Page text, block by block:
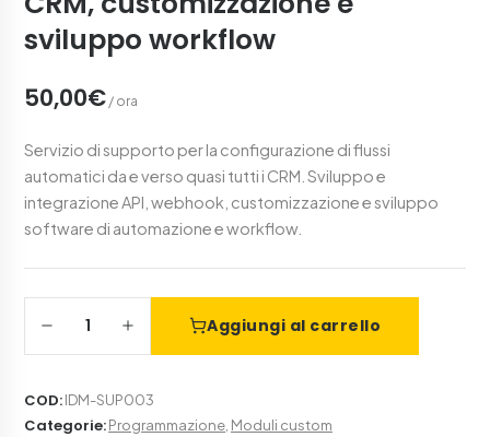
sviluppo workflow
50,00€ / ora
Servizio di supporto per la configurazione di flussi
automatici da e verso quasi tutti i CRM. Sviluppo e
integrazione API, webhook, customizzazione e sviluppo
software di automazione e workflow.
1 Aggiungi al carrello
COD:IDM-SUP003
Categorie:Programmazione Moduli custom